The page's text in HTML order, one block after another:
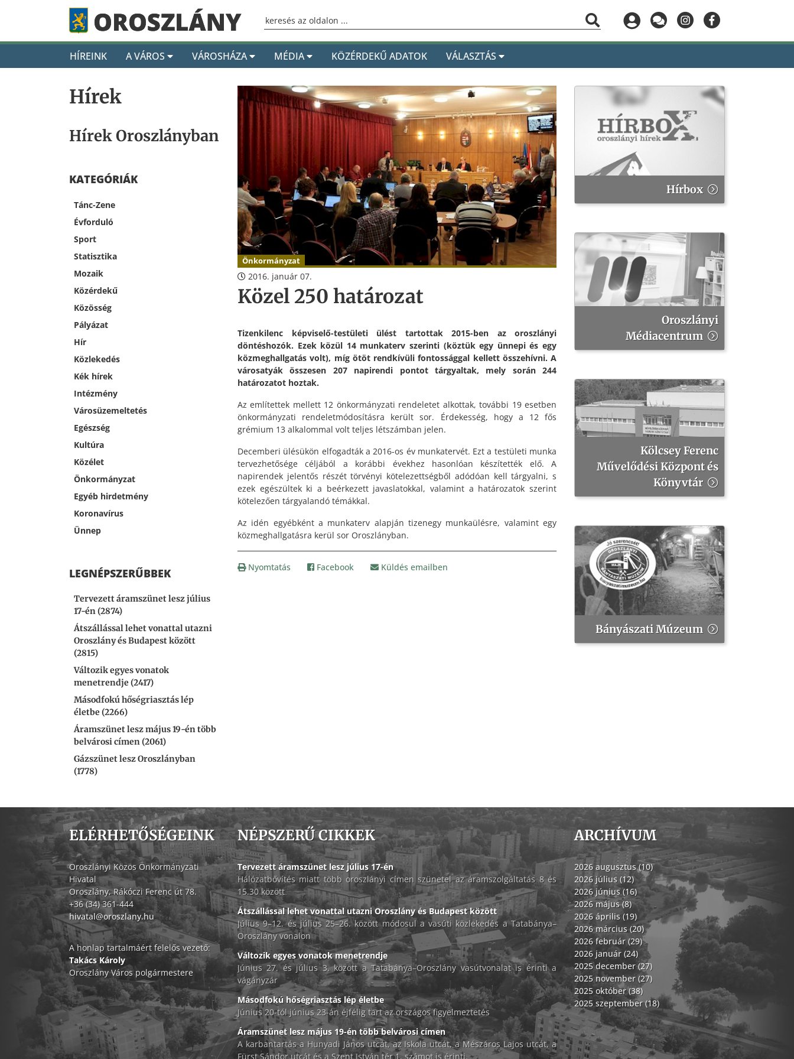
HÍREINK A VÁROS VÁROSHÁZA MÉDIA KÖZÉRDEKŰ ADATOK VÁLASZTÁS
Hírek
Hírek Oroszlányban
KATEGÓRIÁK
Tánc-Zene
Évforduló
Sport
Statisztika
Mozaik
Közérdekű
Közösség
Pályázat
Hír
Közlekedés
Kék hírek
Intézmény
Városüzemeltetés
Egészség
Kultúra
Közélet
Önkormányzat
Egyéb hirdetmény
Koronavírus
Ünnep
LEGNÉPSZERŰBBEK
Tervezett áramszünet lesz július
17-én (2874)
Átszállással lehet vonattal utazni
Oroszlány és Budapest között
(2815)
Változik egyes vonatok
menetrendje (2417)
Másodfokú hőségriasztás lép
életbe (2266)
Áramszünet lesz május 19-én több
belvárosi címen (2061)
Gázszünet lesz Oroszlányban
(1778)
Önkormányzat
2016. január 07.
Közel 250 határozat
Tizenkilenc képviselő-testületi ülést tartottak 2015-ben az oroszlányi
döntéshozók. Ezek közül 14 munkaterv szerinti (köztük egy ünnepi és egy
közmeghallgatás volt), míg ötöt rendkívüli fontossággal kellett összehívni. A
városatyák összesen 207 napirendi pontot tárgyaltak, mely során 244
határozatot hoztak.
Az említettek mellett 12 önkormányzati rendeletet alkottak, további 19 esetben
önkormányzati rendeletmódosításra került sor. Érdekesség, hogy a 12 fős
grémium 13 alkalommal volt teljes létszámban jelen.
Decemberi ülésükön elfogadták a 2016-os év munkatervét. Ezt a testületi munka
tervezhetősége céljából a korábbi évekhez hasonlóan készítették elő. A
napirendek jelentős részét törvényi kötelezettségből adódóan kell tárgyalni, s
ezek egészültek ki a beérkezett javaslatokkal, valamint a határozatok szerint
kötelezően tárgyalandó témákkal.
Az idén egyébként a munkaterv alapján tizenegy munkaülésre, valamint egy
közmeghallgatásra kerül sor Oroszlányban.
Nyomtatás Facebook Küldés emailben
Hírbox
Oroszlányi
Médiacentrum
Kölcsey Ferenc
Művelődési Központ és
Könyvtár
Bányászati Múzeum
ELÉRHETŐSÉGEINK
Oroszlányi Közös Önkormányzati
Hivatal
Oroszlány, Rákóczi Ferenc út 78.
+36 (34) 361-444
hivatal@oroszlany.hu
A honlap tartalmáért felelős vezető:
Takács Károly
Oroszlány Város polgármestere
NÉPSZERŰ CIKKEK
Tervezett áramszünet lesz július 17-én
Hálózatbővítés miatt több oroszlányi címen szünetel az áramszolgáltatás 8 és
15.30 között
Átszállással lehet vonattal utazni Oroszlány és Budapest között
Július 9–12. és július 25–26. között módosul a vasúti közlekedés a Tatabánya–
Oroszlány vonalon
Változik egyes vonatok menetrendje
Június 27. és július 3. között a Tatabánya–Oroszlány vasútvonalat is érinti a
vágányzár
Másodfokú hőségriasztás lép életbe
Június 20-tól június 23-án éjfélig tart az országos figyelmeztetés
Áramszünet lesz május 19-én több belvárosi címen
A karbantartás a Hunyadi János utcát, az Iskola utcát, a Mészáros Lajos utcát, a
Fürst Sándor utcát és a Szent István tér 1. számot is érinti.
ARCHÍVUM
2026 augusztus (10)
2026 július (12)
2026 június (16)
2026 május (8)
2026 április (19)
2026 március (20)
2026 február (29)
2026 január (24)
2025 december (27)
2025 november (27)
2025 október (38)
2025 szeptember (18)